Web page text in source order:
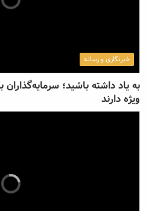
خبرنگاری و رسانه
به یاد داشته باشید؛
ویژه دارند